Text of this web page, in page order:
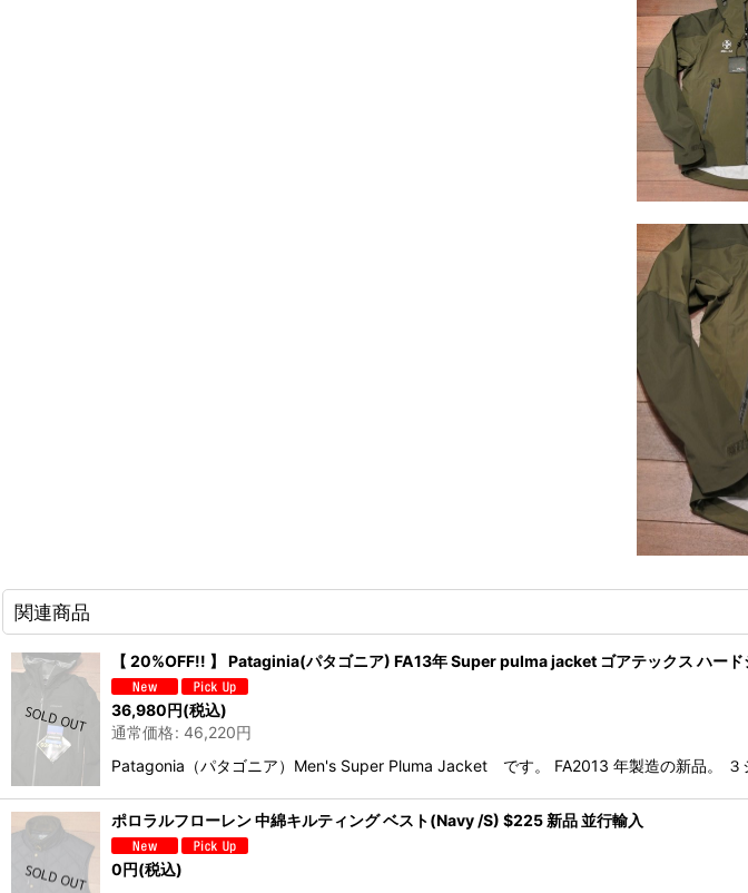
関連商品
【 20%OFF!! 】 Pataginia(パタゴニア) FA13年 Super pulma jacket ゴアテックス ハー
36,980円(税込)
通常価格: 46,220円
Patagonia（パタゴニア）Men's Super Pluma Jacket です。 FA2013 年製造の新品。
ポロラルフローレン 中綿キルティング ベスト(Navy /S) $225 新品 並行輸入
0円(税込)